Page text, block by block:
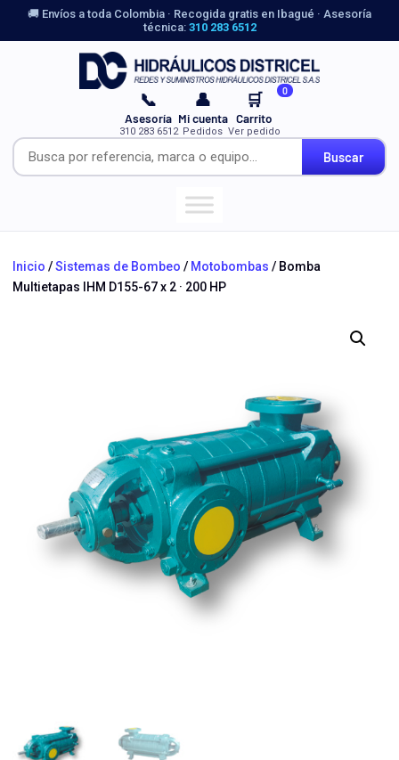
🚚 Envíos a toda Colombia · Recogida gratis en Ibagué · Asesoría
técnica: 310 283 6512
Buscar
📞
Asesoría
310 283 6512
👤
Mi cuenta
Pedidos
🛒 0
Carrito
Ver pedido
Inicio /Sistemas de Bombeo / Motobombas / Bomba
Multietapas IHM D155-67 x 2 · 200 HP